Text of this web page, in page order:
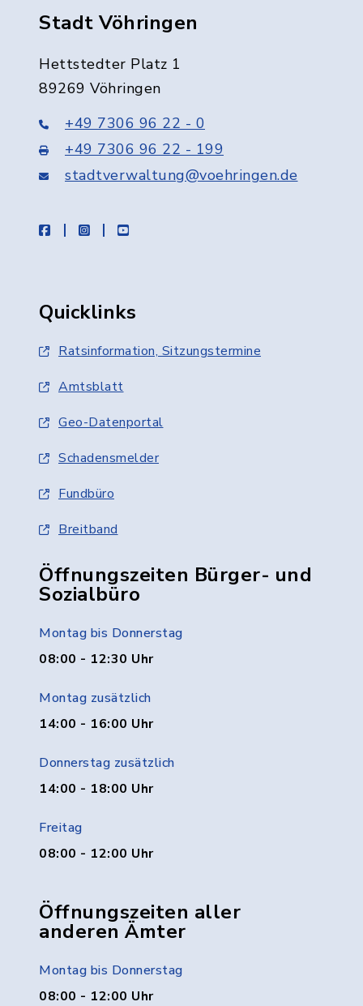
Stadt Vöhringen
Hettstedter Platz 1
89269 Vöhringen
+49 7306 96 22 - 0
+49 7306 96 22 - 199
stadtverwaltung@voehringen.de
facebookinstagramyoutube
Quicklinks
Ratsinformation, Sitzungstermine
Amtsblatt
Geo-Datenportal
Schadensmelder
Fundbüro
Breitband
Öffnungszeiten Bürger- und
Sozialbüro
Montag bis Donnerstag
08:00 - 12:30 Uhr
Montag zusätzlich
14:00 - 16:00 Uhr
Donnerstag zusätzlich
14:00 - 18:00 Uhr
Freitag
08:00 - 12:00 Uhr
Öffnungszeiten aller
anderen Ämter
Montag bis Donnerstag
08:00 - 12:00 Uhr